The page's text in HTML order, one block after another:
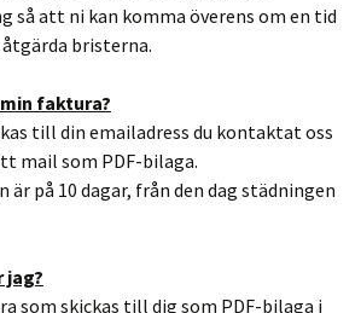
så att ni kan komma överens om en tid
bristerna.
faktura?
till din emailadress du kontaktat oss
mail som PDF-bilaga.
på 10 dagar, från den dag städningen
jag?
som skickas till dig som PDF-bilaga i